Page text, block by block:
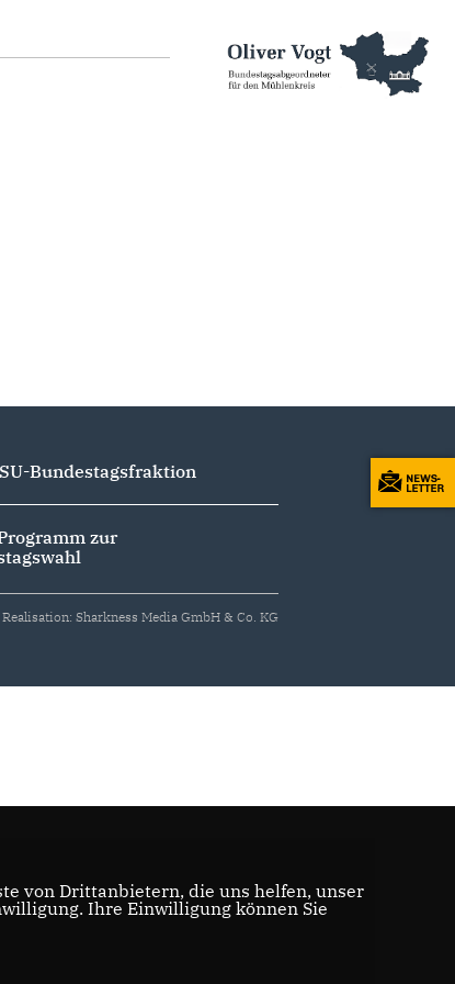
Bundestagsfraktion
zur
Realisation: Sharkness Media GmbH & Co. KG
von Drittanbietern, die uns helfen, unser
Ihre Einwilligung können Sie